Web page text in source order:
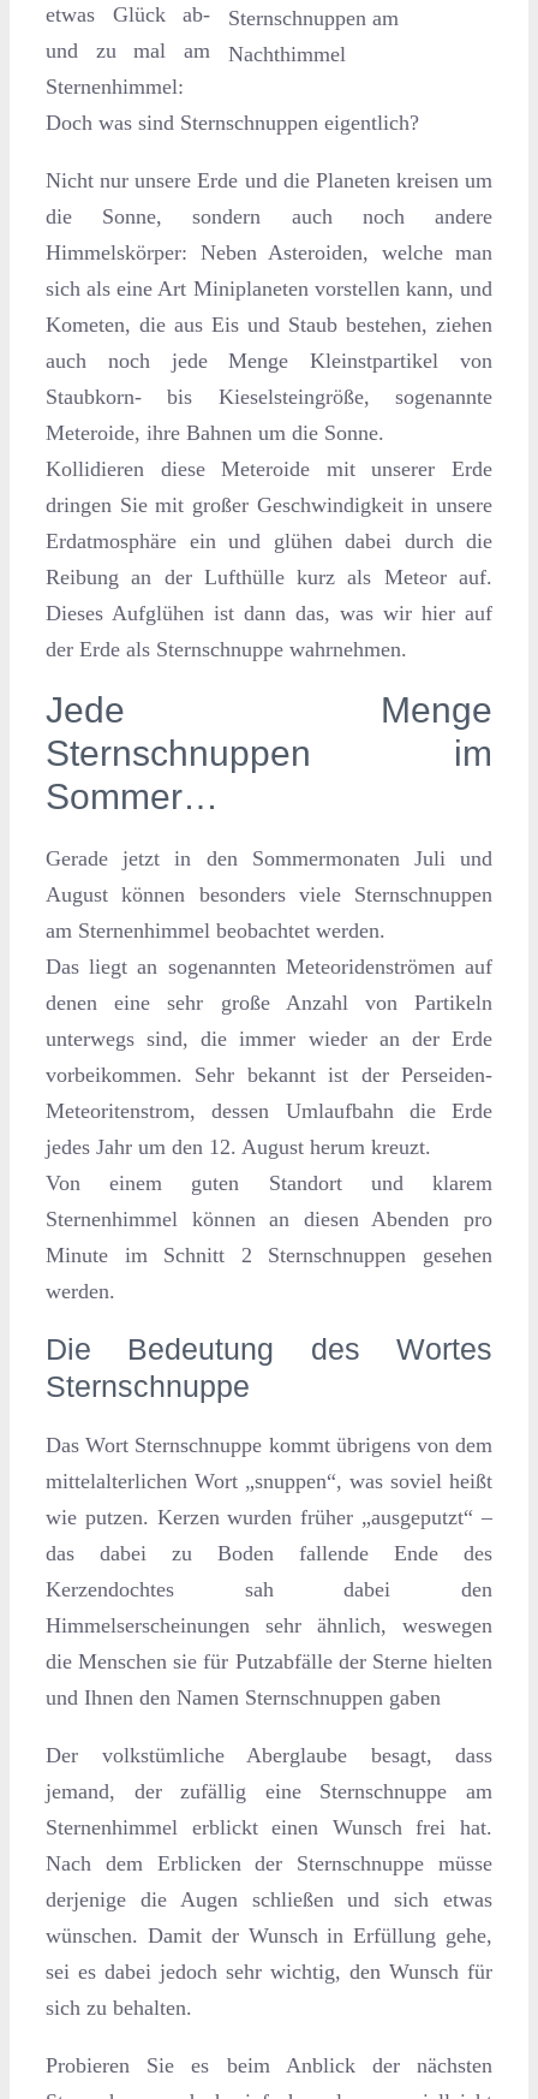
Sternschnuppen am
Nachthimmel
etwas Glück ab-
und zu mal am
Sternenhimmel:
Doch was sind Sternschnuppen eigentlich?
Nicht nur unsere Erde und die Planeten kreisen um
die Sonne, sondern auch noch andere
Himmelskörper: Neben Asteroiden, welche man
sich als eine Art Miniplaneten vorstellen kann, und
Kometen, die aus Eis und Staub bestehen, ziehen
auch noch jede Menge Kleinstpartikel von
Staubkorn- bis Kieselsteingröße, sogenannte
Meteroide, ihre Bahnen um die Sonne.
Kollidieren diese Meteroide mit unserer Erde
dringen Sie mit großer Geschwindigkeit in unsere
Erdatmosphäre ein und glühen dabei durch die
Reibung an der Lufthülle kurz als Meteor auf.
Dieses Aufglühen ist dann das, was wir hier auf
der Erde als Sternschnuppe wahrnehmen.
Jede Menge
Sternschnuppen im
Sommer…
Gerade jetzt in den Sommermonaten Juli und
August können besonders viele Sternschnuppen
am Sternenhimmel beobachtet werden.
Das liegt an sogenannten Meteoridenströmen auf
denen eine sehr große Anzahl von Partikeln
unterwegs sind, die immer wieder an der Erde
vorbeikommen. Sehr bekannt ist der Perseiden-
Meteoritenstrom, dessen Umlaufbahn die Erde
jedes Jahr um den 12. August herum kreuzt.
Von einem guten Standort und klarem
Sternenhimmel können an diesen Abenden pro
Minute im Schnitt 2 Sternschnuppen gesehen
werden.
Die Bedeutung des Wortes
Sternschnuppe
Das Wort Sternschnuppe kommt übrigens von dem
mittelalterlichen Wort „snuppen“, was soviel heißt
wie putzen. Kerzen wurden früher „ausgeputzt“ –
das dabei zu Boden fallende Ende des
Kerzendochtes sah dabei den
Himmelserscheinungen sehr ähnlich, weswegen
die Menschen sie für Putzabfälle der Sterne hielten
und Ihnen den Namen Sternschnuppen gaben
Der volkstümliche Aberglaube besagt, dass
jemand, der zufällig eine Sternschnuppe am
Sternenhimmel erblickt einen Wunsch frei hat.
Nach dem Erblicken der Sternschnuppe müsse
derjenige die Augen schließen und sich etwas
wünschen. Damit der Wunsch in Erfüllung gehe,
sei es dabei jedoch sehr wichtig, den Wunsch für
sich zu behalten.
Probieren Sie es beim Anblick der nächsten